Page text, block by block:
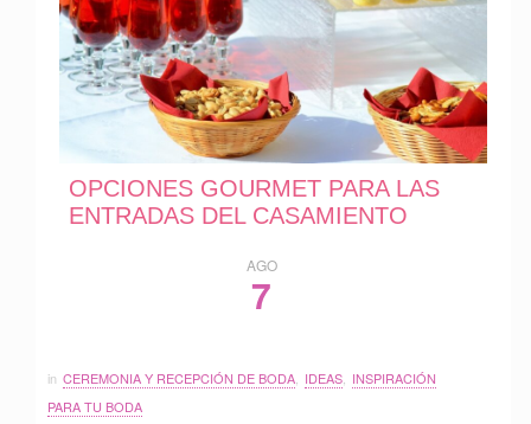
OPCIONES GOURMET PARA LAS
ENTRADAS DEL CASAMIENTO
AGO
7
in CEREMONIA Y RECEPCIÓN DE BODA, IDEAS, INSPIRACIÓN
PARA TU BODA